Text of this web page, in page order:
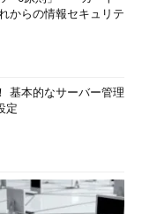
からの情報セキュリテ
基本的なサーバー管理
定